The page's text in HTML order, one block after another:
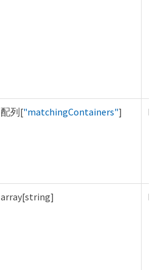
配列["matchingContainers"]
array[string]